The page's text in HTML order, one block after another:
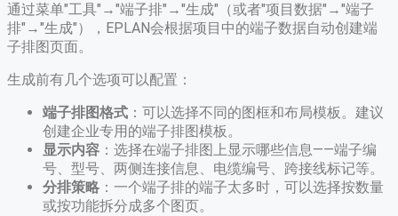
通过菜单"工具"→"端子排"→"生成"（或者"项目数据"→"端子
排"→"生成"），EPLAN会根据项目中的端子数据自动创建端
子排图页面。
生成前有几个选项可以配置：
端子排图格式 ：可以选择不同的图框和布局模板。建议
创建企业专用的端子排图模板。
显示内容 ：选择在端子排图上显示哪些信息——端子编
号、型号、两侧连接信息、电缆编号、跨接线标记等。
分排策略 ：一个端子排的端子太多时，可以选择按数量
或按功能拆分成多个图页。